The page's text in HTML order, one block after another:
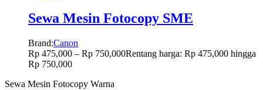
Sewa Mesin Fotocopy SME
Brand:Canon
Rp 475,000 – Rp 750,000Rentang harga: Rp 475,000 hingga
Rp 750,000
Sewa Mesin Fotocopy Warna